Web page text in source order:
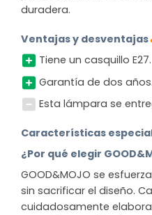
duradera.
Ventajas y desventajas
Tiene un casquillo E27.
Garantía de dos años.
Esta lámpara se
Características
¿Por qué elegir
GOOD&MOJO se
sin sacrificar el diseño.
cuidadosamente